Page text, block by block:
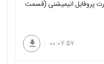
پروفایل انیمیشنی (قسمت
00:07:57